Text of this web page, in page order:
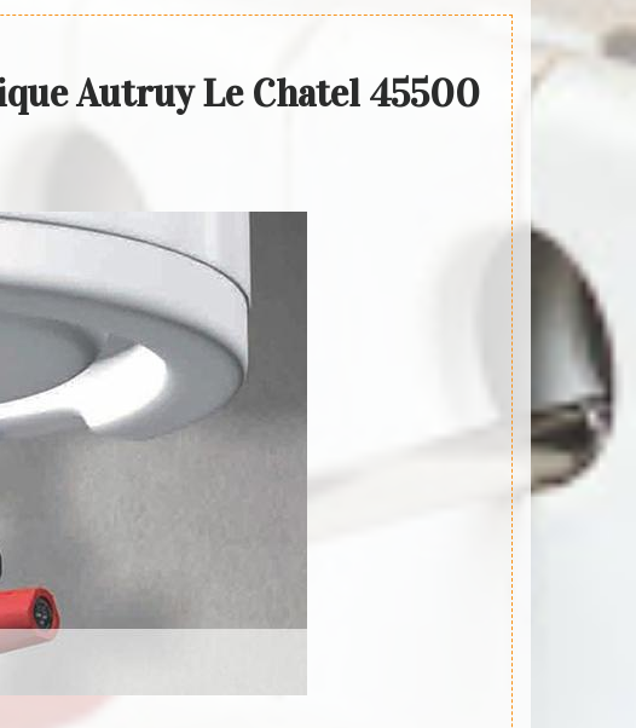
Autruy Le Chatel 45500